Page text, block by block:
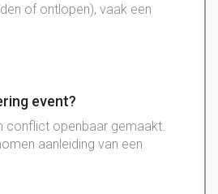
of ontlopen), vaak een
event?
conflict openbaar gemaakt.
aanleiding van een